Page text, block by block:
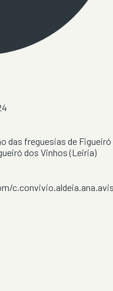
das freguesias de Figueiró
dos Vinhos(Leiria)